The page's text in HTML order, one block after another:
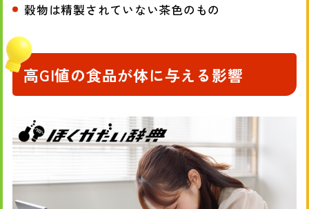
穀物は精製されていない茶色のもの
高GI値の食品が体に与える影響